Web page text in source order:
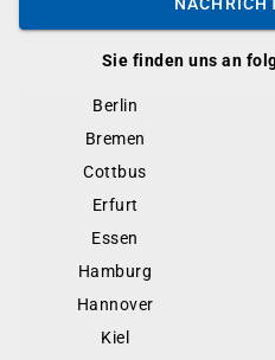
Sie finden uns an
Berlin
Bremen
Cottbus
Erfurt
Essen
Hamburg
Hannover
Kiel